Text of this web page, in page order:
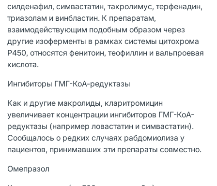
силденафил, симвастатин, такролимус, терфенадин,
триазолам и винбластин. К препаратам,
взаимодействующим подобным образом через
другие изоферменты в рамках системы цитохрома
P450, относятся фенитоин, теофиллин и вальпроевая
кислота.
Ингибиторы ГМГ-КоА-редуктазы
Как и другие макролиды, кларитромицин
увеличивает концентрации ингибиторов ГМГ-КоА-
редуктазы (например ловастатин и симвастатин).
Сообщалось о редких случаях рабдомиолиза у
пациентов, принимавших эти препараты совместно.
Омепразол